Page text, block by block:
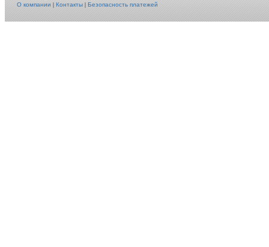
О компании|Контакты|Безопасность платежей